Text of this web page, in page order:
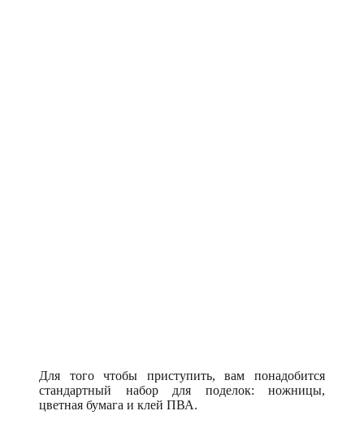
Для того чтобы приступить, вам понадобится
стандартный набор для поделок: ножницы,
цветная бумага и клей ПВА.